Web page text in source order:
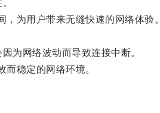
为用户带来无缝快速的网络体验。
为网络波动而导致连接中断。
稳定的网络环境。